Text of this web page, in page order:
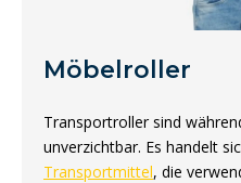
Möbelroller
Transportroller sind
unverzichtbar. Es handelt
Transportmittel, die